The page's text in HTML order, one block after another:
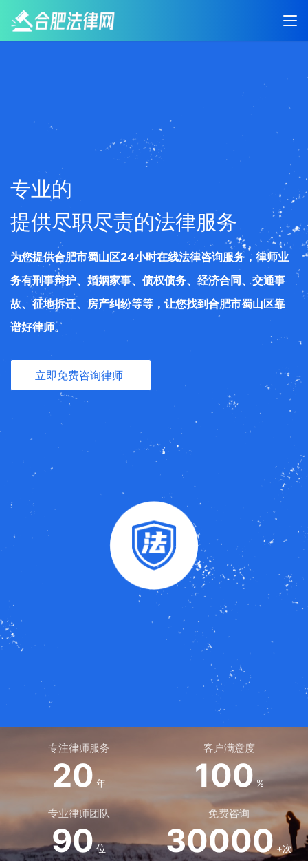
专业的
提供尽职尽责的法律服务
为您提供合肥市蜀山区24小时在线法律咨询服务，律师业
务有刑事辩护、婚姻家事、债权债务、经济合同、交通事
故、征地拆迁、房产纠纷等等，让您找到合肥市蜀山区靠
谱好律师。
立即免费咨询律师
专注律师服务
20 年
客户满意度
100%
专业律师团队
90位
免费咨询
30000+次